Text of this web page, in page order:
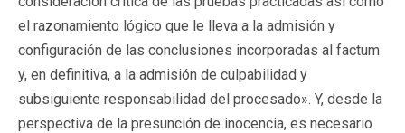
el razonamiento lógico que le lleva a la admisión y
configuración de las conclusiones incorporadas al factum
y, en definitiva, a la admisión de culpabilidad y
subsiguiente responsabilidad del procesado». Y, desde la
perspectiva de la presunción de inocencia, es necesario